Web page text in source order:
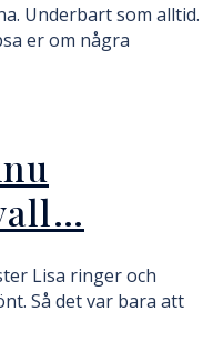
Underbart som alltid.
er om några
Lisa ringer och
Så det var bara att